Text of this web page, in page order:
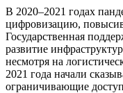
В 2020–2021 годах
цифровизацию,
Государственная
развитие
несмотря на
2021 года начали
ограничивающие